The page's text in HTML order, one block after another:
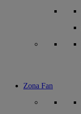
Zona Fan